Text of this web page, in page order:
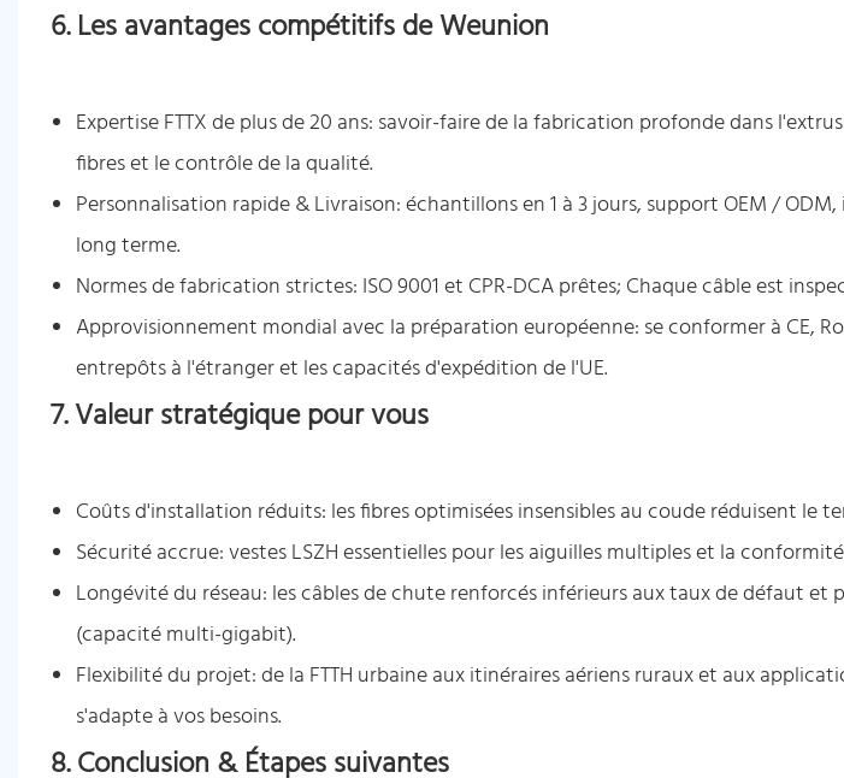
6. Les avantages compétitifs de Weunion
Expertise FTTX de plus de 20 ans: savoir-faire de la fabrication profonde dans
fibres et le contrôle de la qualité.
Personnalisation rapide & Livraison: échantillons en 1 à 3 jours, support OEM /
long terme.
Normes de fabrication strictes: ISO 9001 et CPR-DCA prêtes; Chaque câble est
Approvisionnement mondial avec la préparation européenne: se conformer à CE,
entrepôts à l'étranger et les capacités d'expédition de l'UE.
7. Valeur stratégique pour vous
Coûts d'installation réduits: les fibres optimisées insensibles au coude réduisent le
Sécurité accrue: vestes LSZH essentielles pour les aiguilles multiples et la
Longévité du réseau: les câbles de chute renforcés inférieurs aux taux de défaut
(capacité multi-gigabit).
Flexibilité du projet: de la FTTH urbaine aux itinéraires aériens ruraux et aux
s'adapte à vos besoins.
8. Conclusion & Étapes suivantes